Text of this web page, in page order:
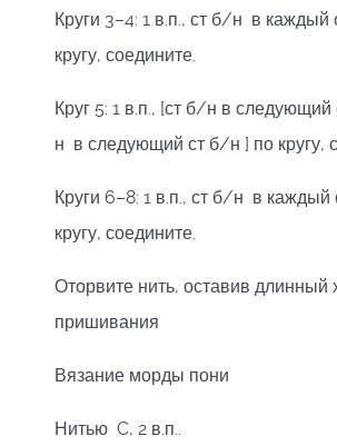
Круги 3–4: 1 в.п., ст б/н в каждый
кругу, соедините.
Круг 5: 1 в.п., [ст б/н в
н в следующий ст б/н ] по кругу,
Круги 6–8: 1 в.п., ст б/н в
кругу, соедините.
Оторвите нить, оставив длинный
пришивания
Вязание морды пони
Нитью C, 2 в.п..